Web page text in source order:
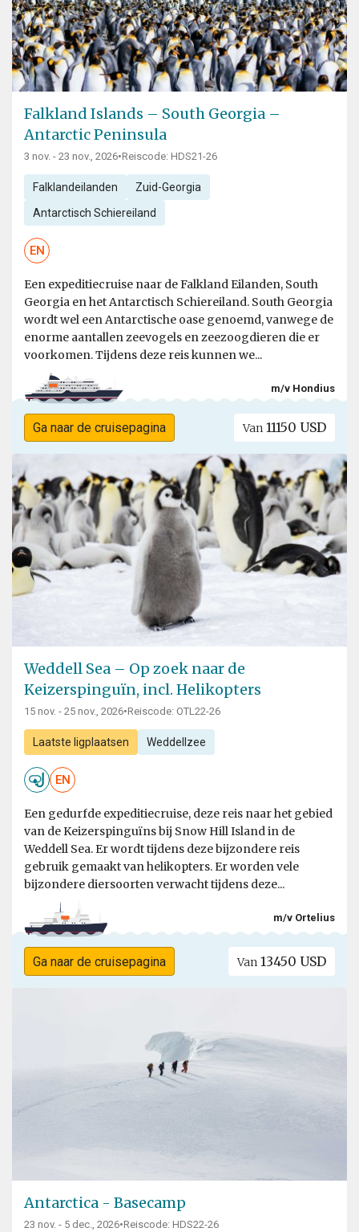
Falkland Islands – South Georgia –
Antarctic Peninsula
3 nov. - 23 nov., 2026•Reiscode: HDS21-26
Falklandeilanden Zuid-Georgia
Antarctisch Schiereiland
EN
Een expeditiecruise naar de Falkland Eilanden, South
Georgia en het Antarctisch Schiereiland. South Georgia
wordt wel een Antarctische oase genoemd, vanwege de
enorme aantallen zeevogels en zeezoogdieren die er
voorkomen. Tijdens deze reis kunnen we...
m/v Hondius
Ga naar de cruisepagina Van 11150 USD
Weddell Sea – Op zoek naar de
Keizerspinguïn, incl. Helikopters
15 nov. - 25 nov., 2026•Reiscode: OTL22-26
Laatste ligplaatsen Weddellzee
EN
Een gedurfde expeditiecruise, deze reis naar het gebied
van de Keizerspinguïns bij Snow Hill Island in de
Weddell Sea. Er wordt tijdens deze bijzondere reis
gebruik gemaakt van helikopters. Er worden vele
bijzondere diersoorten verwacht tijdens deze...
m/v Ortelius
Ga naar de cruisepagina Van 13450 USD
Antarctica - Basecamp
23 nov. - 5 dec., 2026•Reiscode: HDS22-26